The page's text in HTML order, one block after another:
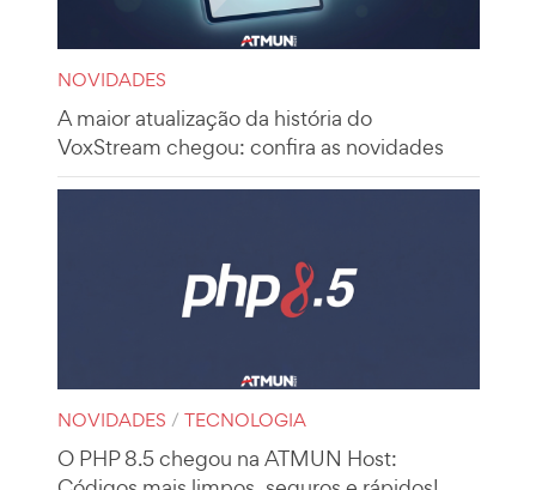
NOVIDADES
A maior atualização da história do
VoxStream chegou: confira as novidades
NOVIDADES / TECNOLOGIA
O PHP 8.5 chegou na ATMUN Host: